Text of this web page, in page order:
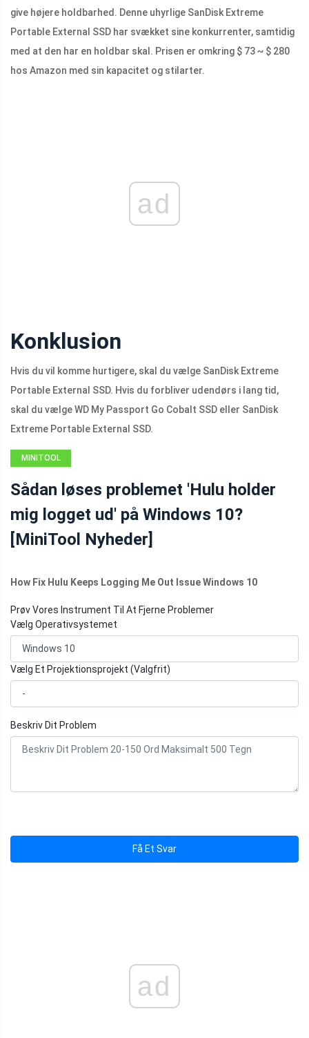
give højere holdbarhed. Denne uhyrlige SanDisk Extreme
Portable External SSD har svækket sine konkurrenter, samtidig
med at den har en holdbar skal. Prisen er omkring $ 73 ~ $ 280
hos Amazon med sin kapacitet og stilarter.
ad
Konklusion
Hvis du vil komme hurtigere, skal du vælge SanDisk Extreme
Portable External SSD. Hvis du forbliver udendørs i lang tid,
skal du vælge WD My Passport Go Cobalt SSD eller SanDisk
Extreme Portable External SSD.
MINITOOL
Sådan løses problemet 'Hulu holder
mig logget ud' på Windows 10?
[MiniTool Nyheder]
How Fix Hulu Keeps Logging Me Out Issue Windows 10
Prøv Vores Instrument Til At Fjerne Problemer
Vælg Operativsystemet
Vælg Et Projektionsprojekt (Valgfrit)
Beskriv Dit Problem
Få Et Svar
ad